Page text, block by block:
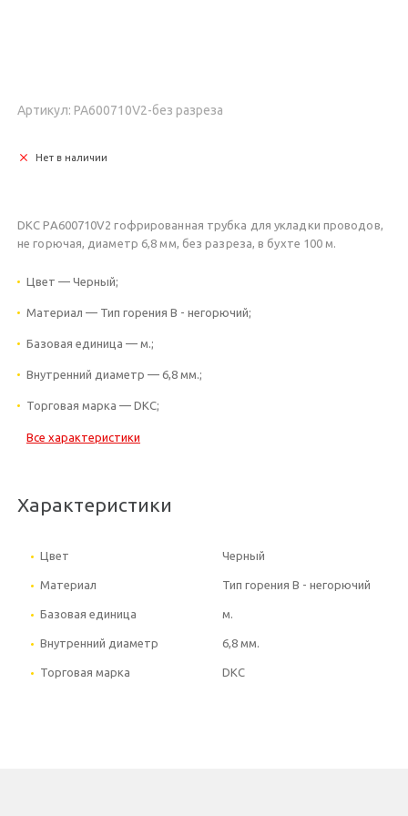
Артикул: PA600710V2-без разреза
Нет в наличии
DKC PA600710V2 гофрированная трубка для укладки проводов,
не горючая, диаметр 6,8 мм, без разреза, в бухте 100 м.
Цвет — Черный;
Материал — Тип горения В - негорючий;
Базовая единица — м.;
Внутренний диаметр — 6,8 мм.;
Торговая марка — DKC;
Все характеристики
Характеристики
Цвет Черный
Материал Тип горения В - негорючий
Базовая единица м.
Внутренний диаметр 6,8 мм.
Торговая марка DKC